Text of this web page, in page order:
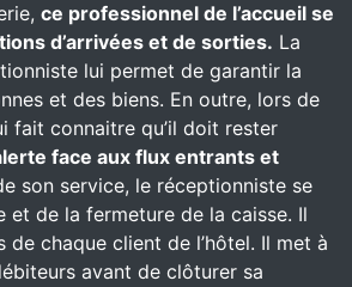
ce professionnel de l’accueil se
d’arrivées et de sorties. La
lui permet de garantir la
et des biens. En outre, lors de
fait connaitre qu’il doit rester
face aux flux entrants et
son service, le réceptionniste se
et de la fermeture de la caisse. Il
chaque client de l’hôtel. Il met à
avant de clôturer sa